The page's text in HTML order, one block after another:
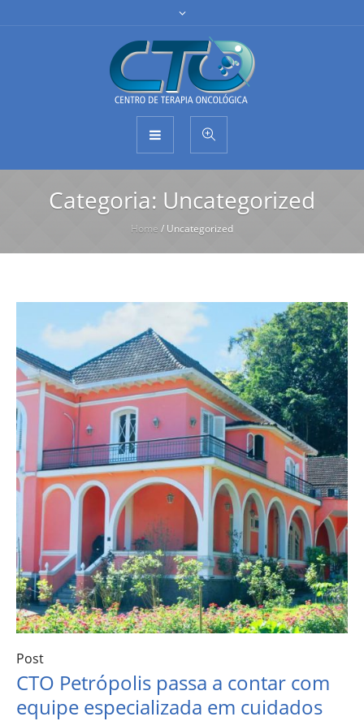
Categoria: Uncategorized
Home / Uncategorized
Post
CTO Petrópolis passa a contar com
equipe especializada em cuidados